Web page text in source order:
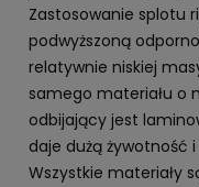
Zastosowanie splotu
podwyższoną
relatywnie niskiej
samego materiału o
odbijający jest
daje dużą żywotność
Wszystkie materiały